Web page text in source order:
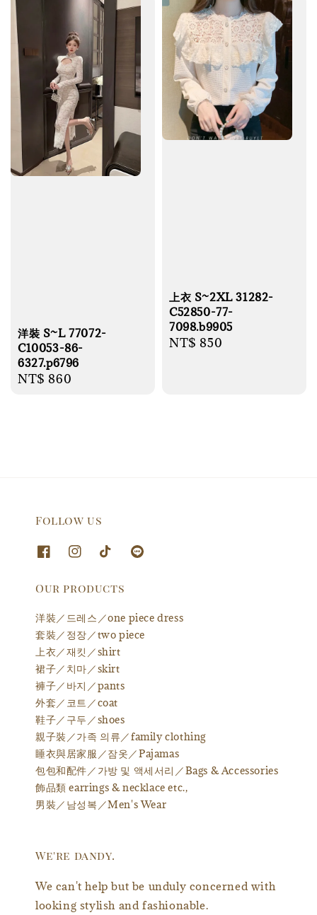
洋裝 S~L 77072-
C10053-86-
6327.p6796
Regular
NT$ 860
上衣 S~2XL 31282-
C52850-77-
7098.b9905
Regular
NT$ 850
Follow us
Our products
洋裝／드레스／one piece dress
套裝／정장／two piece
上衣／재킷／shirt
裙子／치마／skirt
褲子／바지／pants
外套／코트／coat
鞋子／구두／shoes
親子裝／가족 의류／family clothing
睡衣與居家服／잠옷／Pajamas
包包和配件／가방 및 액세서리／Bags & Accessories
飾品類 earrings & necklace etc.,
男裝／남성복／Men's Wear
We're dandy.
We can't help but be unduly concerned with
looking stylish and fashionable.